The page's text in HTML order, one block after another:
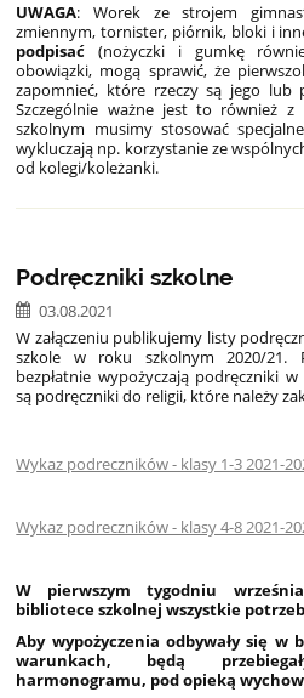
UWAGA: Worek ze strojem
zmiennym, tornister, piórnik, bloki i
podpisać (nożyczki i gumkę
obowiązki, mogą sprawić, że
zapomnieć, które rzeczy są jego lub
Szczególnie ważne jest to również
szkolnym musimy stosować
wykluczają np. korzystanie ze
od kolegi/koleżanki.
Podręczniki szkolne
03.08.2021
W załączeniu publikujemy listy
szkole w roku szkolnym 2020/21.
bezpłatnie wypożyczają podręczniki
są podręczniki do religii, które należy
Wykaz podreczników - klasy 1-3 2021-
Wykaz podreczników - klasy 4-8 2021-
W pierwszym tygodniu
bibliotece szkolnej wszystkie
Aby wypożyczenia odbywały się w
warunkach, będą
harmonogramu, pod opieką